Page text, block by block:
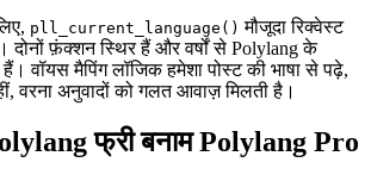
pll_current_language() मौजूदा रिक्वेस्ट
दोनों फ़ंक्शन स्थिर हैं और वर्षों से Polylang के
वॉयस मैपिंग लॉजिक हमेशा पोस्ट की भाषा से पढ़े,
वरना अनुवादों को गलत आवाज़ मिलती है।
फ्री बनाम Polylang Pro